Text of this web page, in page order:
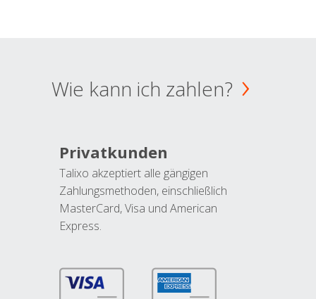
Wie kann ich zahlen?
Privatkunden
Talixo akzeptiert alle gängigen
Zahlungsmethoden, einschließlich
MasterCard, Visa und American
Express.